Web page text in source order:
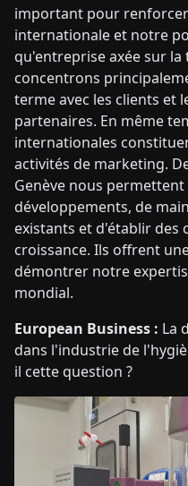
important pour
internationale et notre
qu'entreprise axée sur
concentrons
terme avec les clients et
partenaires. En même
internationales
activités de marketing.
Genève nous
développements, de
existants et d'établir des
croissance. Ils offrent
démontrer notre
mondial.
European Business : La
dans l'industrie de
il cette question ?